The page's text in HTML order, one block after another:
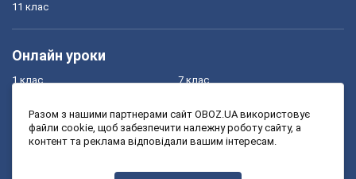
11 клас
Онлайн уроки
1 клас
3 клас
7 клас
9 клас
Разом з нашими партнерами сайт OBOZ.UA використовує
файли cookie, щоб забезпечити належну роботу сайту, а
контент та реклама відповідали вашим інтересам.